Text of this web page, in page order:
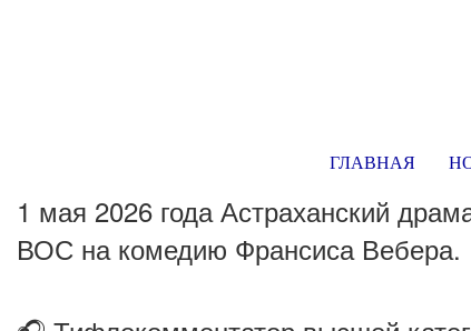
ГЛАВНАЯ
1 мая 2026 года Астраханский
ВОС на комедию Франсиса Вебера.